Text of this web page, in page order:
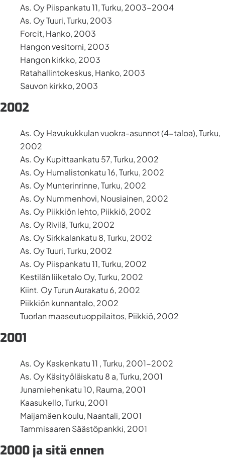
As. Oy Piispankatu 11, Turku, 2003-2004
As. Oy Tuuri, Turku, 2003
Forcit, Hanko, 2003
Hangon vesitorni, 2003
Hangon kirkko, 2003
Ratahallintokeskus, Hanko, 2003
Sauvon kirkko, 2003
2002
As. Oy Havukukkulan vuokra-asunnot (4-taloa), Turku,
2002
As. Oy Kupittaankatu 57, Turku, 2002
As. Oy Humalistonkatu 16, Turku, 2002
As. Oy Munterinrinne, Turku, 2002
As. Oy Nummenhovi, Nousiainen, 2002
As. Oy Piikkiön lehto, Piikkiö, 2002
As. Oy Rivilä, Turku, 2002
As. Oy Sirkkalankatu 8, Turku, 2002
As. Oy Tuuri, Turku, 2002
As. Oy Piispankatu 11, Turku, 2002
Kestilän liiketalo Oy, Turku, 2002
Kiint. Oy Turun Aurakatu 6, 2002
Piikkiön kunnantalo, 2002
Tuorlan maaseutuoppilaitos, Piikkiö, 2002
2001
As. Oy Kaskenkatu 11 , Turku, 2001-2002
As. Oy Käsityöläiskatu 8 a, Turku, 2001
Junamiehenkatu 10, Rauma, 2001
Kaasukello, Turku, 2001
Maijamäen koulu, Naantali, 2001
Tammisaaren Säästöpankki, 2001
2000 ja sitä ennen